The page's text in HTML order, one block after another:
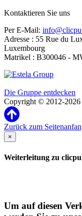
Kontaktieren Sie uns
Per E-Mail:
Adresse : 55 Rue du
Luxembourg
Matrikel : B300046 -
Die Gruppe entdecken
Copyright © 2012-2026
Zurück zum
×
Weiterleitung zu
Um auf diesen